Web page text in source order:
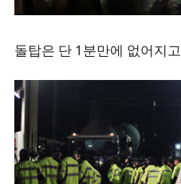
돌탑은 단 1분만에 없어지고